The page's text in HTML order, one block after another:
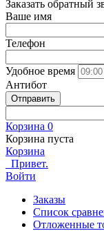
Заказать обратный
Ваше имя
Телефон
Удобное время
Антибот
Отправить
Корзина 0
Корзина пуста
Корзина
Привет.
Войти
Заказы
Список
Отложенные